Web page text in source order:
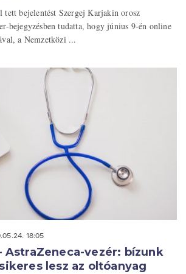
tett bejelentést Szergej Karjakin orosz
bejegyzésben tudatta, hogy június 9-én online
a Nemzetközi ...
18:05
AstraZeneca-vezér: bízunk
lesz az oltóanyag